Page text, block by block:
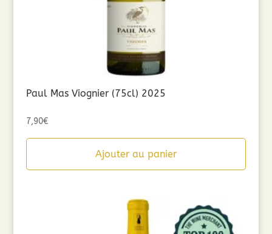
Paul Mas Viognier (75cl) 2025
7,90€
Ajouter au panier